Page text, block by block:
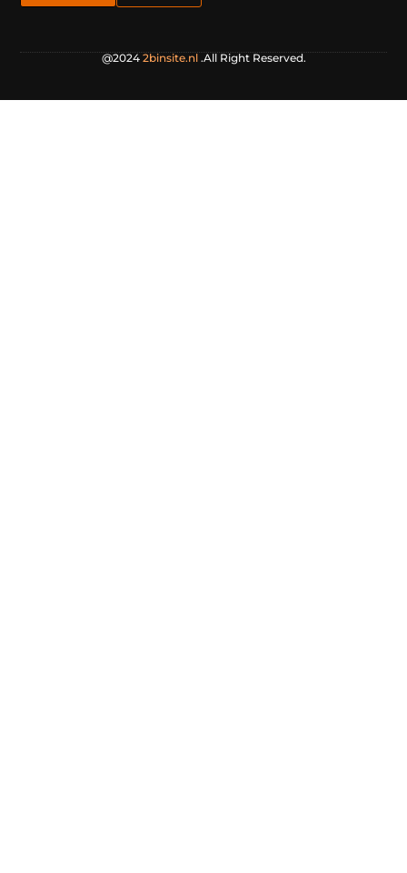
@2024 2binsite.nl.All Right Reserved.